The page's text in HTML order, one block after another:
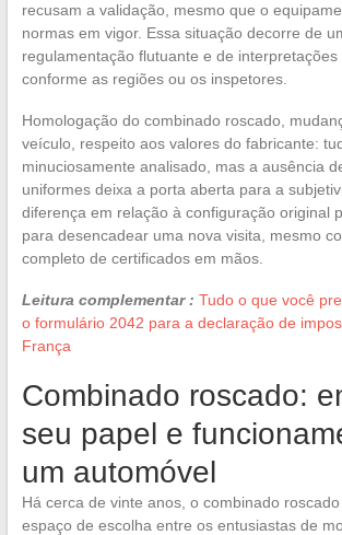
recusam a validação, mesmo que o
normas em vigor. Essa situação decorre de
regulamentação flutuante e de interpretações
conforme as regiões ou os inspetores.
Homologação do combinado roscado,
veículo, respeito aos valores do fabricante:
minuciosamente analisado, mas a ausência
uniformes deixa a porta aberta para a
diferença em relação à configuração original
para desencadear uma nova visita, mesmo
completo de certificados em mãos.
Leitura complementar : Tudo o que você
o formulário 2042 para a declaração de
França
Combinado roscado:
seu papel e
um automóvel
Há cerca de vinte anos, o combinado
espaço de escolha entre os entusiastas de